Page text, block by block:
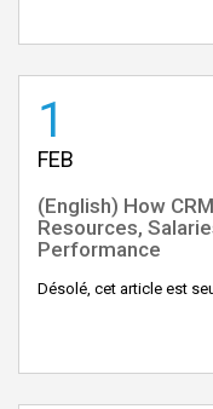
1
FEB
(English) How
Resources,
Performance
Désolé, cet article est